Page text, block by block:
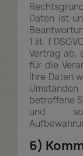
Daten ist
1 lit. f
Vertrag ab,
für die
Ihre Daten
betroffene
und
6)